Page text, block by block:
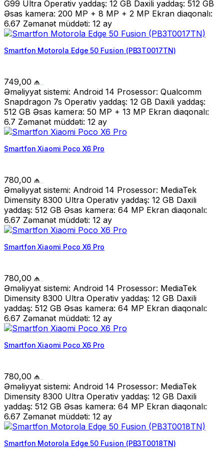
G99 Ultra Operativ yaddaş: 12 GB Daxili yaddaş: 512 GB
Əsas kamera: 200 MP + 8 MP + 2 MP Ekran diaqonalı:
6.67 Zəmanət müddəti: 12 ay
Smartfon Motorola Edge 50 Fusion (PB3T0017TN)
749,00 ₼
Əməliyyat sistemi: Android 14 Prosessor: Qualcomm
Snapdragon 7s Operativ yaddaş: 12 GB Daxili yaddaş:
512 GB Əsas kamera: 50 MP + 13 MP Ekran diaqonalı:
6.7 Zəmanət müddəti: 12 ay
Smartfon Xiaomi Poco X6 Pro
780,00 ₼
Əməliyyat sistemi: Android 14 Prosessor: MediaTek
Dimensity 8300 Ultra Operativ yaddaş: 12 GB Daxili
yaddaş: 512 GB Əsas kamera: 64 MP Ekran diaqonalı:
6.67 Zəmanət müddəti: 12 ay
Smartfon Xiaomi Poco X6 Pro
780,00 ₼
Əməliyyat sistemi: Android 14 Prosessor: MediaTek
Dimensity 8300 Ultra Operativ yaddaş: 12 GB Daxili
yaddaş: 512 GB Əsas kamera: 64 MP Ekran diaqonalı:
6.67 Zəmanət müddəti: 12 ay
Smartfon Xiaomi Poco X6 Pro
780,00 ₼
Əməliyyat sistemi: Android 14 Prosessor: MediaTek
Dimensity 8300 Ultra Operativ yaddaş: 12 GB Daxili
yaddaş: 512 GB Əsas kamera: 64 MP Ekran diaqonalı:
6.67 Zəmanət müddəti: 12 ay
Smartfon Motorola Edge 50 Fusion (PB3T0018TN)